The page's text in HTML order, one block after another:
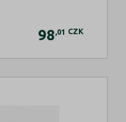
98 ,01 CZK